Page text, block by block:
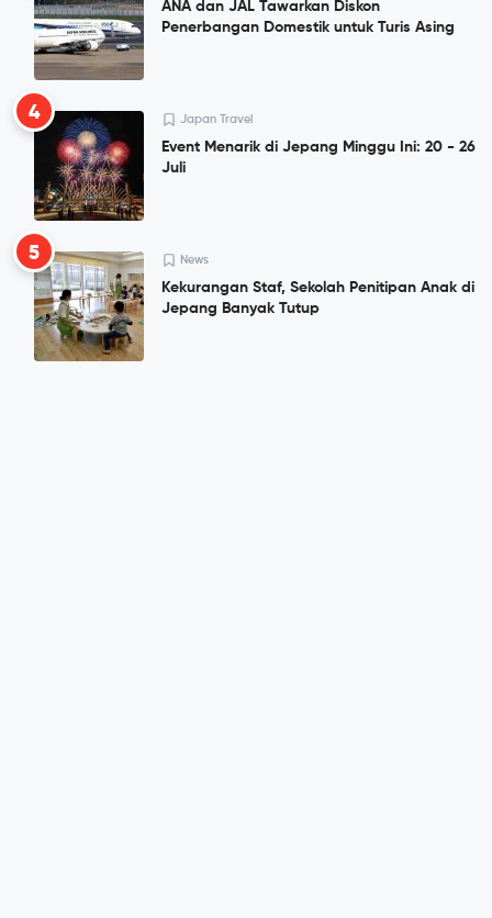
ANA dan JAL Tawarkan Diskon
Penerbangan Domestik untuk Turis Asing
4 Japan Travel
Event Menarik di Jepang Minggu Ini: 20 - 26
Juli
5 News
Kekurangan Staf, Sekolah Penitipan Anak di
Jepang Banyak Tutup